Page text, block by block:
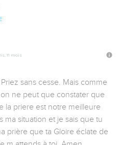
11 mois
sans cesse. Mais comme
ne peut que constater que
la priere est notre meilleure
ma situation et je sais que tu
prière que ta Gloire éclate de